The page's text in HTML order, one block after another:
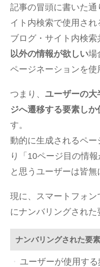
記事の冒頭に書いた
イト内検索で使用され
ブログ・サイト内検索
以外の情報が欲しい場
ページネーションを使
つまり、 ユーザーの大
ジへ遷移する要素しか
す。
動的に生成されるペ
り「10ページ目の情報
と思うユーザーは皆無
現に、スマートフォ
にナンバリングされた
ナンバリングされた要
ユーザーが使用す